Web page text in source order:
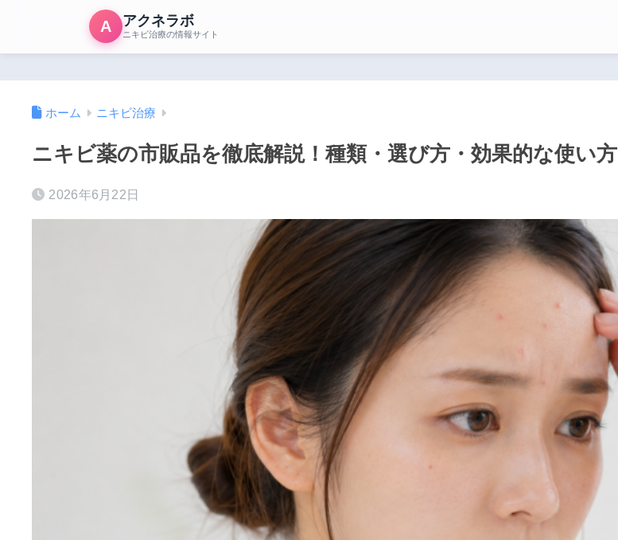
A アクネラボ
ニキビ治療の情報サイト
ホーム ニキビ治療
ニキビ薬の市販品を徹底解説！種類・選び方・効果的な使い方
2026年6月22日